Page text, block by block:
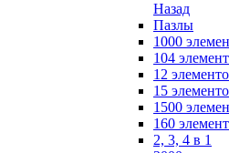
Назад
Пазлы
1000
104
12
15
1500
160
2, 3, 4 в 1